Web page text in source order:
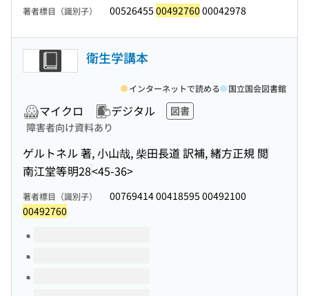
著者標目（識別子） 00526455 00492760 00042978
衛生学講本
マイクロ デジタル
図書
障害者向け資料あり
ゲルトネル 著, 小山哉, 柴田長道 訳補, 緒方正規 閲
南江堂等明28<45-36>
インターネットで読める 国立国会図書館
著者標目（識別子）
00769414 00418595 00492100
00492760
このタイトルの巻号